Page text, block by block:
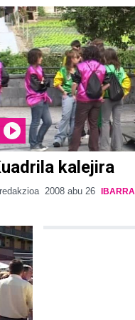
kalejira
2008 abu 26 IBARRA